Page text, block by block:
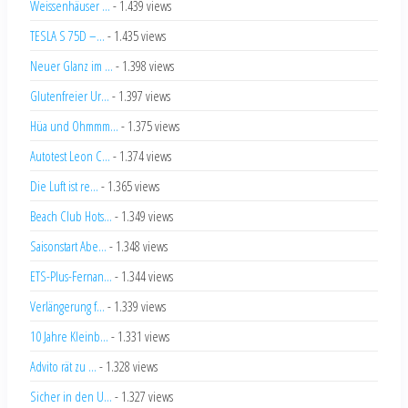
Weissenhäuser ... - 1.439 views
TESLA S 75D –... - 1.435 views
Neuer Glanz im ... - 1.398 views
Glutenfreier Ur... - 1.397 views
Hüa und Ohmmm... - 1.375 views
Autotest Leon C... - 1.374 views
Die Luft ist re... - 1.365 views
Beach Club Hots... - 1.349 views
Saisonstart Abe... - 1.348 views
ETS-Plus-Fernan... - 1.344 views
Verlängerung f... - 1.339 views
10 Jahre Kleinb... - 1.331 views
Advito rät zu ... - 1.328 views
Sicher in den U... - 1.327 views